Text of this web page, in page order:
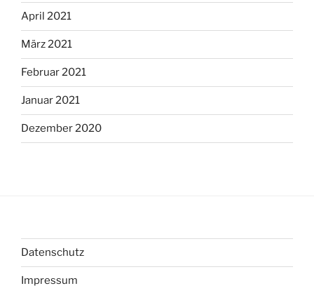
April 2021
März 2021
Februar 2021
Januar 2021
Dezember 2020
Datenschutz
Impressum